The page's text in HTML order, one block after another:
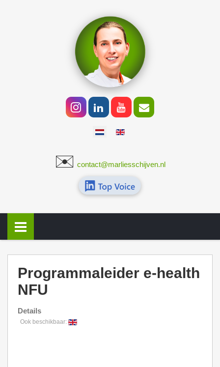
✉️ contact@marliesschijven.nl
Programmaleider e-health
NFU
Details
Ook beschikbaar: